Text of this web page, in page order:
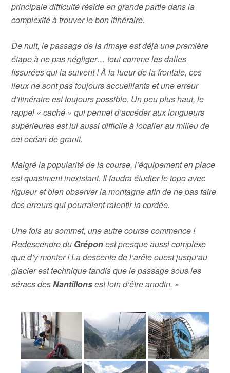
principale difficulté réside en grande partie dans la
complexité à trouver le bon itinéraire.
De nuit, le passage de la rimaye est déjà une première
étape à ne pas négliger… tout comme les dalles
fissurées qui la suivent ! À la lueur de la frontale, ces
lieux ne sont pas toujours accueillants et une erreur
d’itinéraire est toujours possible. Un peu plus haut, le
rappel « caché » qui permet d’accéder aux longueurs
supérieures est lui aussi difficile à localier au milieu de
cet océan de granit.
Malgré la popularité de la course, l’équipement en place
est quasiment inexistant. Il faudra étudier le topo avec
rigueur et bien observer la montagne afin de ne pas faire
des erreurs qui pourraient ralentir la cordée.
Une fois au sommet, une autre course commence !
Redescendre du Gréponest presque aussi complexe
que d’y monter ! La descente de l’arête ouest jusqu’au
glacier est technique tandis que le passage sous les
séracs desNantillonsest loin d’être anodin. »